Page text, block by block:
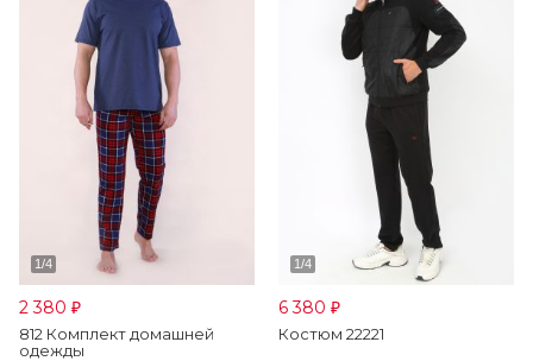
2 380 ₽
812 Комплект домашней
одежды
6 380 ₽
Костюм 22221